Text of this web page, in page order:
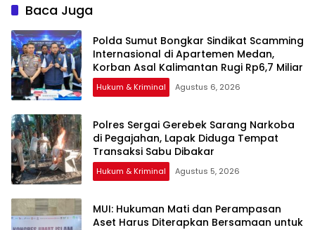
Baca Juga
Polda Sumut Bongkar Sindikat Scamming
Internasional di Apartemen Medan,
Korban Asal Kalimantan Rugi Rp6,7 Miliar
Hukum & Kriminal Agustus 6, 2026
Polres Sergai Gerebek Sarang Narkoba
di Pegajahan, Lapak Diduga Tempat
Transaksi Sabu Dibakar
Hukum & Kriminal Agustus 5, 2026
‎MUI: Hukuman Mati dan Perampasan
Aset Harus Diterapkan Bersamaan untuk